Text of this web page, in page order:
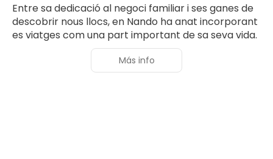
Entre sa dedicació al negoci familiar i ses ganes de
descobrir nous llocs, en Nando ha anat incorporant
es viatges com una part important de sa seva vida.
Más info